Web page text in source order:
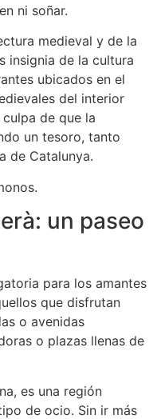
ni soñar.
medieval y de la
insignia de la cultura
ubicados en el
del interior
de que la
un tesoro, tanto
de Catalunya.
un paseo
para los amantes
que disfrutan
o avenidas
o plazas llenas de
es una región
de ocio. Sin ir más